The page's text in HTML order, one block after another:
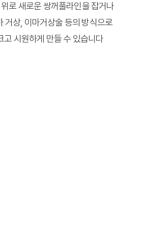
로 새로운 쌍꺼풀라인을 잡거나
거상, 이마거상술 등의 방식으로
고 시원하게 만들 수 있습니다